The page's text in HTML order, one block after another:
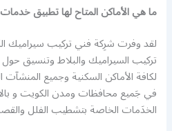
ما هي الأماكن المتاح لها تطبيق
لقد وفرت شرِكة فني تركيب سيراميك
تركيب السيراميك والبلاط وتنسيق
لكافة الأماكن السكنية وجميع
في جَميع محافظات ومدن الكويت و
الخدَمات الخاصة بتشطيب الفلل